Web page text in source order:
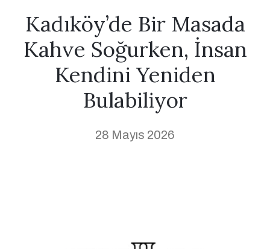
Kadıköy’de Bir Masada
Kahve Soğurken, İnsan
Kendini Yeniden
Bulabiliyor
28 Mayıs 2026